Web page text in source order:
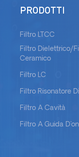
PRODOTTI
Filtro LTCC
Filtro Dielettrico/
Ceramico
Filtro LC
Filtro Risonatore
Filtro A Cavità
Filtro A Guida